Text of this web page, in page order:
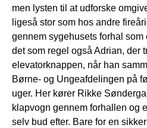
men lysten til at udforske
ligeså stor som hos andre
gennem sygehusets forhal som
det som regel også Adrian, der
elevatorknappen, når han
Børne- og Ungeafdelingen på
uger. Her kører Rikke
klapvogn gennem forhallen og
selv bud efter. Bare for en